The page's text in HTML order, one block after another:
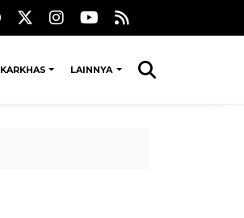
KARKHAS LAINNYA